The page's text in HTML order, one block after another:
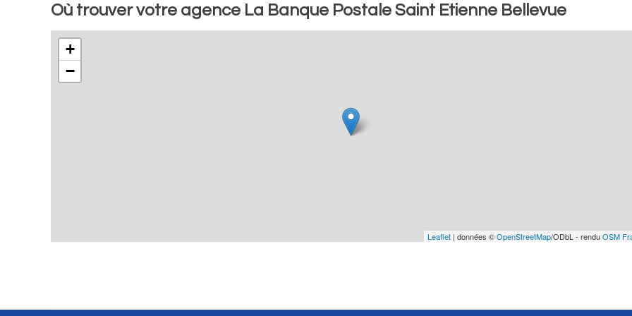
Où trouver votre agence La Banque Postale Saint Etienne Bellevue
+
−
Leaflet | données ©OpenStreetMap/ODbL - renduOSM